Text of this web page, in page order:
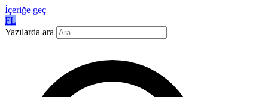
İçeriğe geç
FL
Yazılarda ara